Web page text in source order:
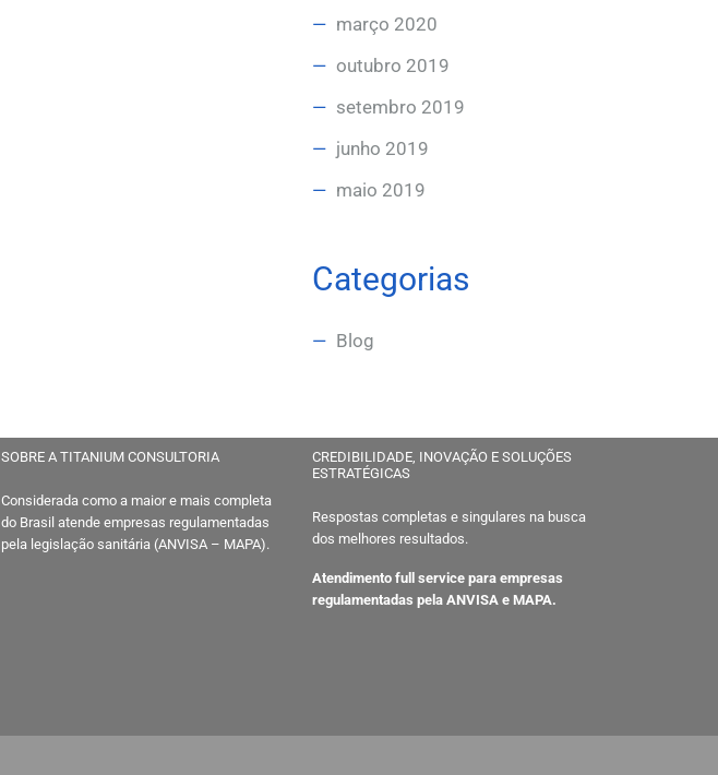
março 2020
outubro 2019
setembro 2019
junho 2019
maio 2019
Categorias
Blog
SOBRE A TITANIUM CONSULTORIA
Considerada como a maior e mais completa
do Brasil atende empresas regulamentadas
pela legislação sanitária (ANVISA – MAPA).
CREDIBILIDADE, INOVAÇÃO E SOLUÇÕES
ESTRATÉGICAS
Respostas completas e singulares na busca
dos melhores resultados.
Atendimento full service para empresas
regulamentadas pela ANVISA e MAPA.